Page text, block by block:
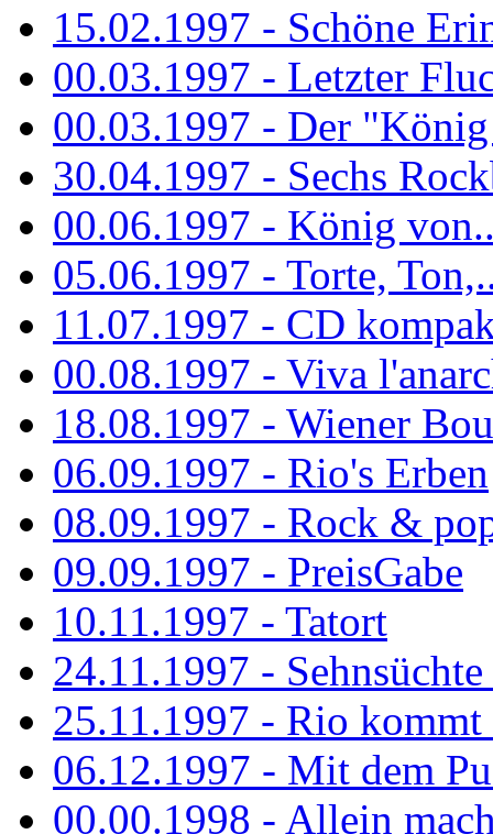
15.02.1997 - Schöne
00.03.1997 - Letzter
00.03.1997 - Der
30.04.1997 - Sechs
00.06.1997 - König
05.06.1997 - Torte,
11.07.1997 - CD
00.08.1997 - Viva
18.08.1997 - Wiener
06.09.1997 - Rio's Erben
08.09.1997 - Rock &
09.09.1997 - PreisGabe
10.11.1997 - Tatort
24.11.1997 -
25.11.1997 - Rio kommt
06.12.1997 - Mit dem
00.00.1998 - Allein